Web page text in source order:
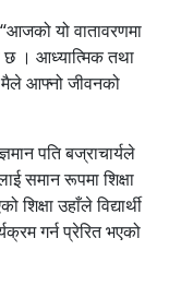
यो वातावरणमा
। आध्यात्मिक तथा
आफ्नो जीवनको
पति बज्राचार्यले
समान रूपमा शिक्षा
उहाँले विद्यार्थी
गर्न प्रेरित भएको